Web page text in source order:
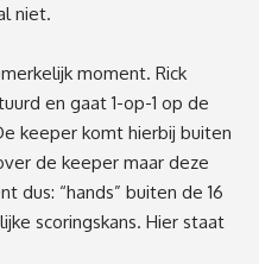
niet.
moment. Rick
en gaat 1-op-1 op de
keeper komt hierbij buiten
de keeper maar deze
dus: “hands” buiten de 16
scoringskans. Hier staat